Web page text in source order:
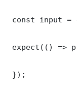
const input =
expect(() =>
});